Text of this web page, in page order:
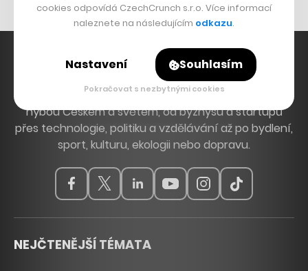
Hlavní zdroj inspirace. Věnujeme se tématům, která
hýbou Českem a světem, od byznysu a startupů
přes technologie, politiku a vzdělávání až po bydlení,
sport, kulturu, ekologii nebo dopravu.
NEJČTENĚJŠÍ TÉMATA
cookies odpovídá CzechCrunch s.r.o. Více informací
naleznete na následujícím odkazu.
Nastavení Souhlasím
Pokračovat s nezbytnými cookies